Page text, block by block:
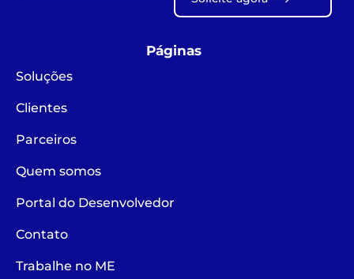
Páginas
Soluções
Clientes
Parceiros
Quem somos
Portal do Desenvolvedor
Contato
Trabalhe no ME